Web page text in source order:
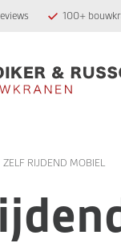
100+
ZELF RIJDEND MOBIEL